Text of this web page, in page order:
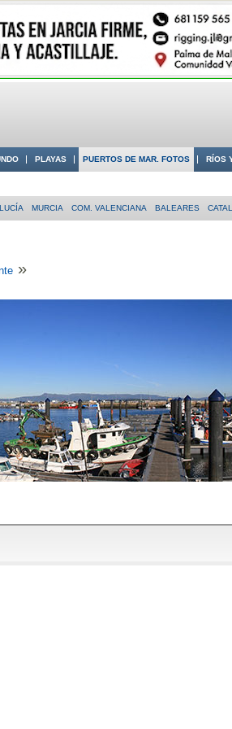
PLAYAS PUERTOS DE MAR. FOTOS RÍOS
MURCIA COM. VALENCIANA BALEARES
»